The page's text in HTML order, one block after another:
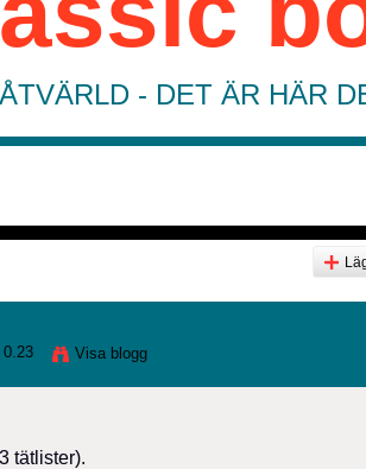
- DET ÄR HÄR
Visa blogg
tätlister).